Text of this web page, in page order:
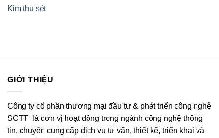
Kim thu sét
GIỚI THIỆU
Công ty cổ phần thương mại đầu tư & phát triển công nghệ
SCTT là đơn vị hoạt động trong ngành công nghệ thông
tin, chuyên cung cấp dịch vụ tư vấn, thiết kế, triển khai và